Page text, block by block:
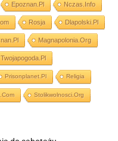
Epoznan.pl Nczas.info
Rosja Dlapolski.pl
Magnapolonia.org
Twojapogoda.pl
Prisonplanet.pl Religia
Stolikwolnosci.org